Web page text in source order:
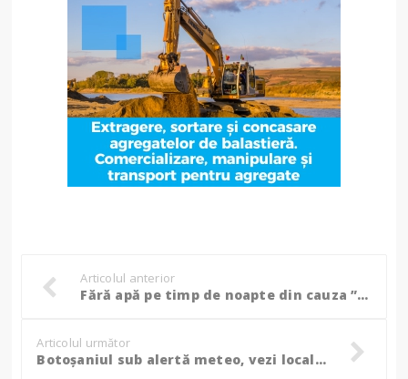
Articolul anterior
Fără apă pe timp de noapte din cauza ”consumului ridicat din ultimele zile”: Zonele afectate!
Articolul următor
Botoșaniul sub alertă meteo, vezi localitățile afectate!